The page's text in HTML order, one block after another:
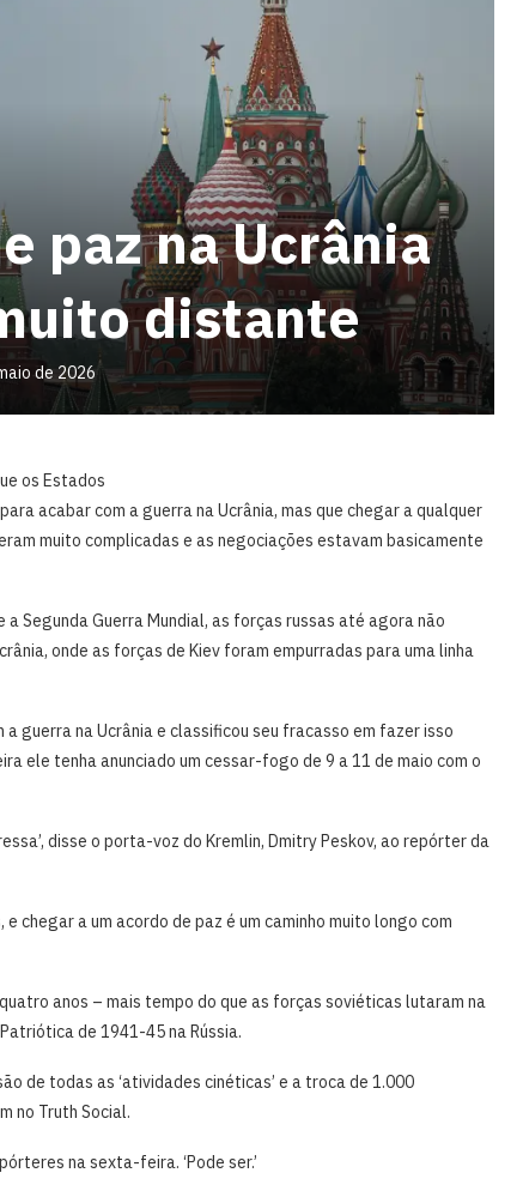
paz na Ucrânia
distante
de 2026
os Estados
acabar com a guerra na Ucrânia, mas que chegar a qualquer
muito complicadas e as negociações estavam basicamente
Segunda Guerra Mundial, as forças russas até agora não
onde as forças de Kiev foram empurradas ⁠para uma linha
guerra na Ucrânia e classificou seu fracasso em fazer isso
ele tenha ​anunciado um cessar-fogo de 9 a 11 de maio com o
disse o porta-voz do Kremlin, Dmitry Peskov, ao repórter da
chegar a um acordo de ‌paz é um caminho muito longo ​com
anos – mais tempo do que as forças soviéticas ⁠lutaram na
de 1941-45 na Rússia.
de todas as ‘atividades cinéticas’ e a troca de 1.000
no ​Truth Social.
na sexta-feira. ‘Pode ser.’